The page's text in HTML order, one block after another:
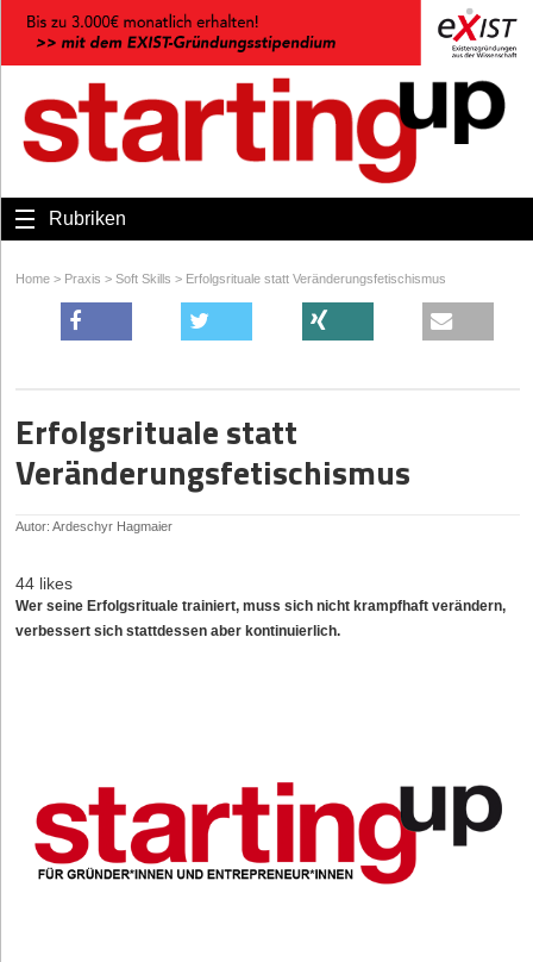
Rubriken
Home > Praxis > Soft Skills > Erfolgsrituale statt Veränderungsfetischismus
Erfolgsrituale statt
Veränderungsfetischismus
Autor: Ardeschyr Hagmaier
44 likes
Wer seine Erfolgsrituale trainiert, muss sich nicht krampfhaft verändern,
verbessert sich stattdessen aber kontinuierlich.